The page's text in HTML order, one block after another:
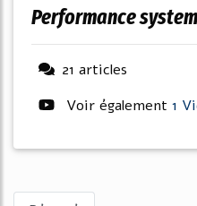
performance
21 articles
Voir également 1